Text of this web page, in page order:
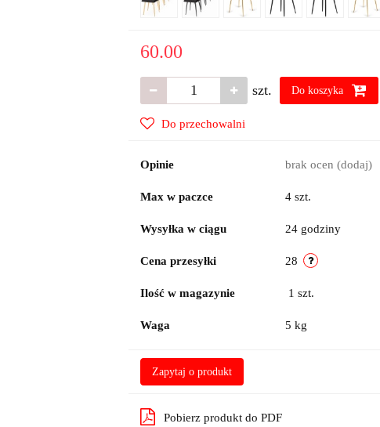
60.00
szt. Do koszyka
Do przechowalni
Opinie brak ocen (dodaj)
Max w paczce 4 szt.
Wysyłka w ciągu 24 godziny
Cena przesyłki 28
Ilość w magazynie 1 szt.
Waga 5 kg
Zapytaj o produkt
Pobierz produkt do PDF